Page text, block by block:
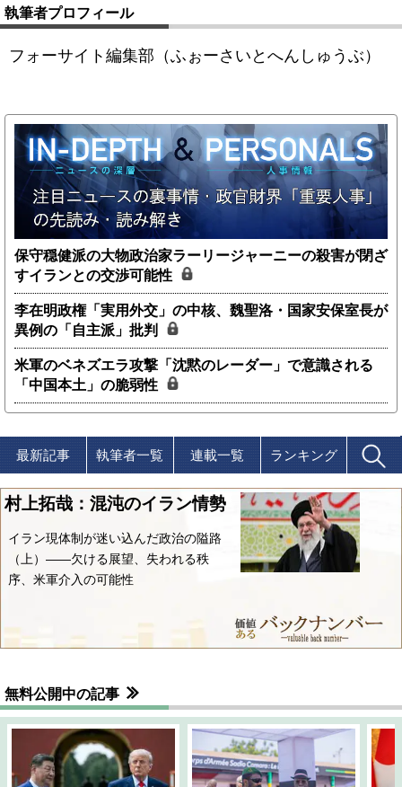
執筆者プロフィール
フォーサイト編集部（ふぉーさいとへんしゅうぶ）
保守穏健派の大物政治家ラーリージャーニーの殺害が閉ざ
すイランとの交渉可能性
李在明政権「実用外交」の中核、魏聖洛・国家安保室長が
異例の「自主派」批判
米軍のベネズエラ攻撃「沈黙のレーダー」で意識される
「中国本土」の脆弱性
最新記事 執筆者一覧 連載一覧 ランキング
村上拓哉：混沌のイラン情勢
イラン現体制が迷い込んだ政治の隘路
（上）――欠ける展望、失われる秩
序、米軍介入の可能性
無料公開中の記事